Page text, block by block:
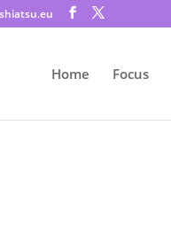
Home Focus